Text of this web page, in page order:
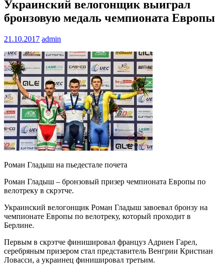
Украинский велогонщик выиграл
бронзовую медаль чемпионата Европы
21.10.2017 admin
Роман Гладыш на пьедестале почета
Роман Гладыш – бронзовый призер чемпионата Европы по
велотреку в скрэтче.
Украинский велогонщик Роман Гладыш завоевал бронзу на
чемпионате Европы по велотреку, который проходит в
Берлине.
Первым в скрэтче финишировал француз Адриен Гарел,
серебряным призером стал представитель Венгрии Кристиан
Ловасси, а украинец финишировал третьим.